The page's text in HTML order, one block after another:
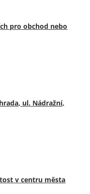
pro obchod nebo
ul. Nádražní,
v centru města